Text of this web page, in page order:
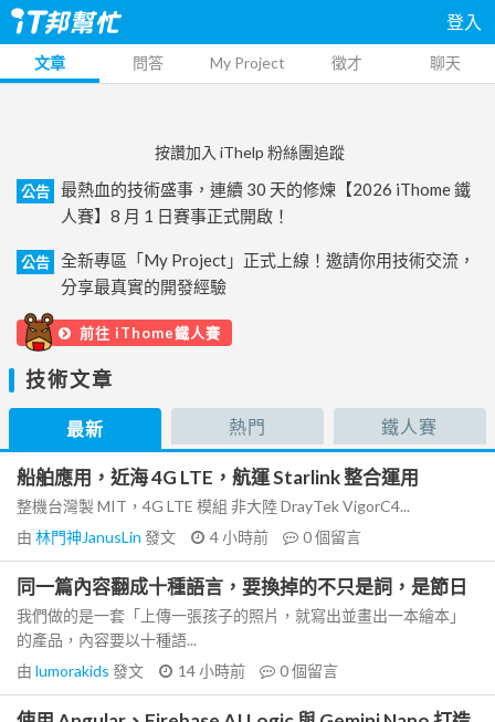
登入
文章 問答 My Project 徵才 聊天
按讚加入 iThelp 粉絲團追蹤
公告
最熱血的技術盛事，連續 30 天的修煉【2026 iThome 鐵
人賽】8 月 1 日賽事正式開啟！
公告
全新專區「My Project」正式上線！邀請你用技術交流，
分享最真實的開發經驗
前往 iThome鐵人賽
技術文章
最新 熱門 鐵人賽
船舶應用，近海 4G LTE，航運 Starlink 整合運用
整機台灣製 MIT，4G LTE 模組 非大陸 DrayTek VigorC4...
由 林門神JanusLin 發文 4 小時前 0個留言
同一篇內容翻成十種語言，要換掉的不只是詞，是節日
我們做的是一套「上傳一張孩子的照片，就寫出並畫出一本繪本」
的產品，內容要以十種語...
由 lumorakids 發文 14 小時前 0個留言